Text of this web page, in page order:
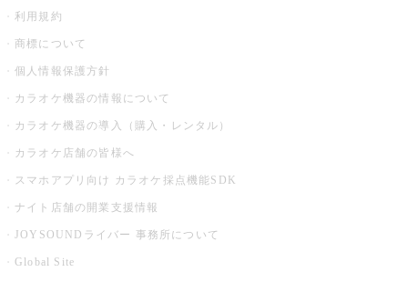
利用規約
商標について
個人情報保護方針
カラオケ機器の情報について
カラオケ機器の導入（購入・レンタル）
カラオケ店舗の皆様へ
スマホアプリ向け カラオケ採点機能SDK
ナイト店舗の開業支援情報
JOYSOUNDライバー 事務所について
Global Site